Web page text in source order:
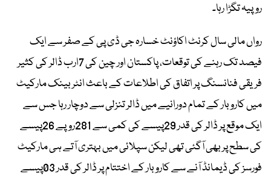
روپیہ تگڑا رہا۔
رواں مالی سال کرنٹ اکاؤنٹ خسارہ جی ڈی پی کے صفر سے ایک
فیصد تک رہنے کی توقعات، پاکستان اور چین کی 7ارب ڈالر کی کثیر
فریقی فنانسنگ پر اتفاق کی اطلاعات کے باعث انٹربینک مارکیٹ
میں کاروبار کے تمام دورانیے میں ڈالر تنزلی سے دوچار رہا جس سے
ایک موقع پر ڈالر کی قدر 29پیسے کی کمی سے 281روپے 26پیسے
کی سطح پر بھی آگئی تھی لیکن سپلائی میں بہتری آتے ہی مارکیٹ
فورسز کی ڈیمانڈ آنے سے کاروبار کے اختتام پر ڈالر کی قدر 03پیسے